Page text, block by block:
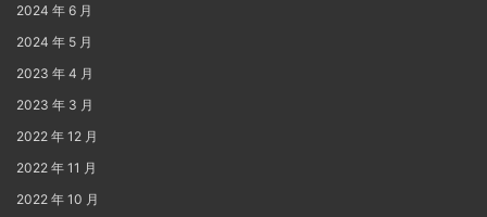
2024 年 6 月
2024 年 5 月
2023 年 4 月
2023 年 3 月
2022 年 12 月
2022 年 11 月
2022 年 10 月